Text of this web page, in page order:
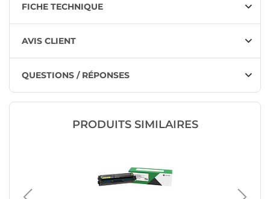
FICHE TECHNIQUE
AVIS CLIENT
QUESTIONS / RÉPONSES
PRODUITS SIMILAIRES